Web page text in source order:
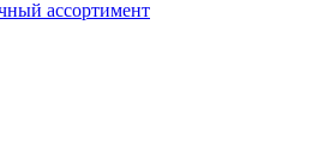
ассортимент